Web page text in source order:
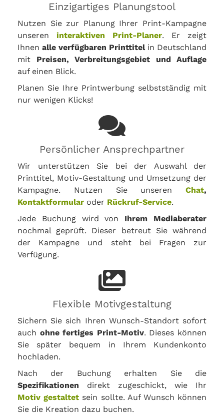
Einzigartiges Planungstool
Nutzen Sie zur Planung Ihrer Print-Kampagne
unseren interaktiven Print-Planer. Er zeigt
Ihnen alle verfügbaren Printtitelin Deutschland
mit Preisen, Verbreitungsgebiet und Auflage
auf einen Blick.
Planen Sie Ihre Printwerbung selbstständig mit
nur wenigen Klicks!
Persönlicher Ansprechpartner
Wir unterstützen Sie bei der Auswahl der
Printtitel, Motiv-Gestaltung und Umsetzung der
Kampagne. Nutzen Sie unseren Chat,
Kontaktformular oder Rückruf-Service.
Jede Buchung wird von Ihrem Mediaberater
nochmal geprüft. Dieser betreut Sie während
der Kampagne und steht bei Fragen zur
Verfügung.
Flexible Motivgestaltung
Sichern Sie sich Ihren Wunsch-Standort sofort
auch ohne fertiges Print-Motiv. Dieses können
Sie später bequem in Ihrem Kundenkonto
hochladen.
Nach der Buchung erhalten Sie die
Spezifikationen direkt zugeschickt, wie Ihr
Motiv gestaltet sein sollte. Auf Wunsch können
Sie die Kreation dazu buchen.